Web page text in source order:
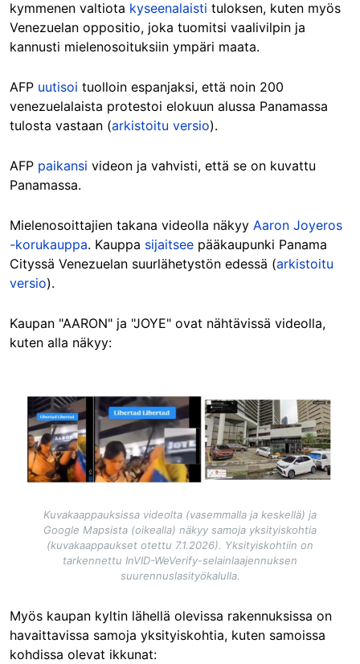
kymmenen valtiota kyseenalaisti tuloksen, kuten myös
Venezuelan oppositio, joka tuomitsi vaalivilpin ja
kannusti mielenosoituksiin ympäri maata.
AFP uutisoi tuolloin espanjaksi, että noin 200
venezuelalaista protestoi elokuun alussa Panamassa
tulosta vastaan (arkistoitu versio).
AFP paikansi videon ja vahvisti, että se on kuvattu
Panamassa.
Mielenosoittajien takana videolla näkyy Aaron Joyeros
-korukauppa. Kauppa sijaitsee pääkaupunki Panama
Cityssä Venezuelan suurlähetystön edessä (arkistoitu
versio).
Kaupan "AARON" ja "JOYE" ovat nähtävissä videolla,
kuten alla näkyy:
Image
Kuvakaappauksissa videolta (vasemmalla ja keskellä) ja
Google Mapsista (oikealla) näkyy samoja yksityiskohtia
(kuvakaappaukset otettu 7.1.2026). Yksityiskohtiin on
tarkennettu InVID-WeVerify-selainlaajennuksen
suurennuslasityökalulla.
Myös kaupan kyltin lähellä olevissa rakennuksissa on
havaittavissa samoja yksityiskohtia, kuten samoissa
kohdissa olevat ikkunat: